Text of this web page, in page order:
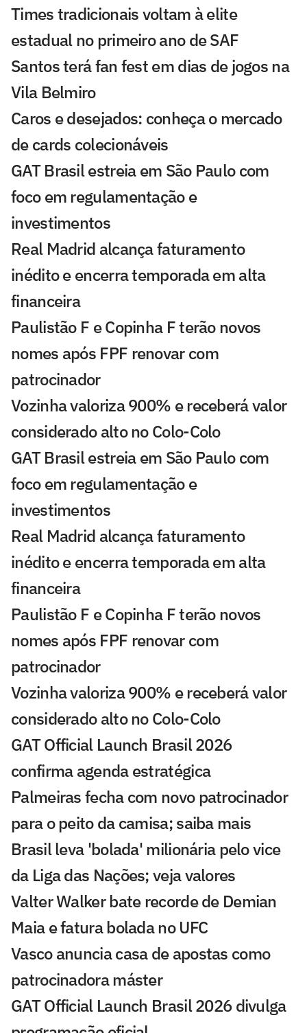
Times tradicionais voltam à elite
estadual no primeiro ano de SAF
Santos terá fan fest em dias de jogos na
Vila Belmiro
Caros e desejados: conheça o mercado
de cards colecionáveis
GAT Brasil estreia em São Paulo com
foco em regulamentação e
investimentos
Real Madrid alcança faturamento
inédito e encerra temporada em alta
financeira
Paulistão F e Copinha F terão novos
nomes após FPF renovar com
patrocinador
Vozinha valoriza 900% e receberá valor
considerado alto no Colo-Colo
GAT Brasil estreia em São Paulo com
foco em regulamentação e
investimentos
Real Madrid alcança faturamento
inédito e encerra temporada em alta
financeira
Paulistão F e Copinha F terão novos
nomes após FPF renovar com
patrocinador
Vozinha valoriza 900% e receberá valor
considerado alto no Colo-Colo
GAT Official Launch Brasil 2026
confirma agenda estratégica
Palmeiras fecha com novo patrocinador
para o peito da camisa; saiba mais
Brasil leva 'bolada' milionária pelo vice
da Liga das Nações; veja valores
Valter Walker bate recorde de Demian
Maia e fatura bolada no UFC
Vasco anuncia casa de apostas como
patrocinadora máster
GAT Official Launch Brasil 2026 divulga